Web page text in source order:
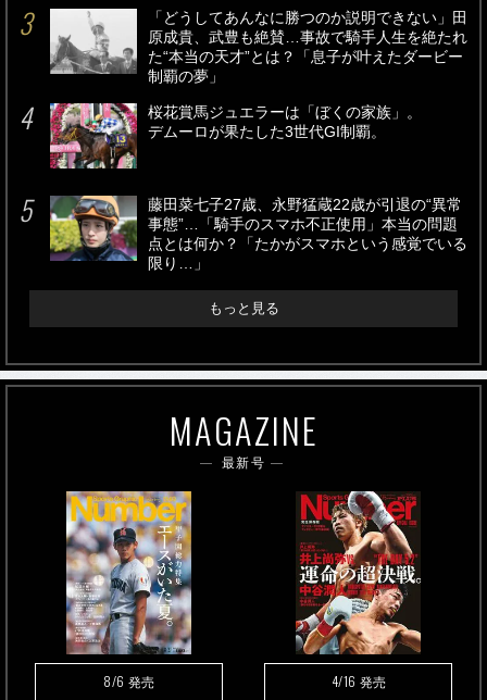
「どうしてあんなに勝つのか説明できない」田
原成貴、武豊も絶賛…事故で騎手人生を絶たれ
た“本当の天才”とは？「息子が叶えたダービー
制覇の夢」
桜花賞馬ジュエラーは「ぼくの家族」。
デムーロが果たした3世代GI制覇。
藤田菜七子27歳、永野猛蔵22歳が引退の“異常
事態”…「騎手のスマホ不正使用」本当の問題
点とは何か？「たかがスマホという感覚でいる
限り…」
もっと見る
MAGAZINE
最新号
8/6 発売 4/16 発売